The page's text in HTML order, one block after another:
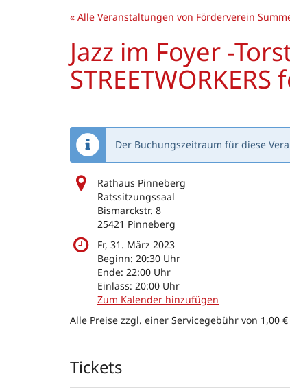
« Alle Veranstaltungen von Förderverein
Jazz im Foyer -
Der Buchungszeitraum für diese
Rathaus Pinneberg
Ratssitzungssaal
Bismarckstr. 8
25421 Pinneberg
Fr, 31. März 2023
Beginn: 20:30 Uhr
Ende: 22:00 Uhr
Einlass: 20:00 Uhr
Zum Kalender hinzufügen
Alle Preise zzgl. einer Servicegebühr von 1,00
Produkte
Tickets